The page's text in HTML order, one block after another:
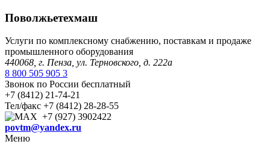
Поволжьетехмаш
Услуги по комплексному снабжению, поставкам и продаже
промышленного оборудования
440068, г. Пенза, ул. Терновского, д. 222а
8 800 505 905 3
Звонок по России бесплатный
+7 (8412) 21-74-21
Тел/факс +7 (8412) 28-28-55
+7 (927) 3902422
povtm@yandex.ru
Меню